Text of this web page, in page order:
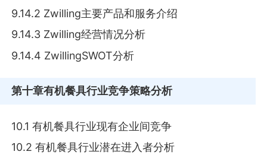
9.14.2 Zwilling主要产品和服务介绍
9.14.3 Zwilling经营情况分析
9.14.4 ZwillingSWOT分析
第十章有机餐具行业竞争策略分析
10.1 有机餐具行业现有企业间竞争
10.2 有机餐具行业潜在进入者分析